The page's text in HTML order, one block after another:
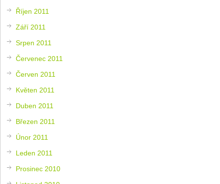
Říjen 2011
Září 2011
Srpen 2011
Červenec 2011
Červen 2011
Květen 2011
Duben 2011
Březen 2011
Únor 2011
Leden 2011
Prosinec 2010